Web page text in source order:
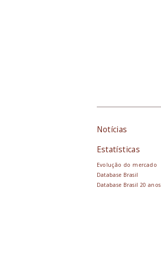
Notícias
Estatísticas
Evolução do mercado
Database Brasil
Database Brasil 20 anos